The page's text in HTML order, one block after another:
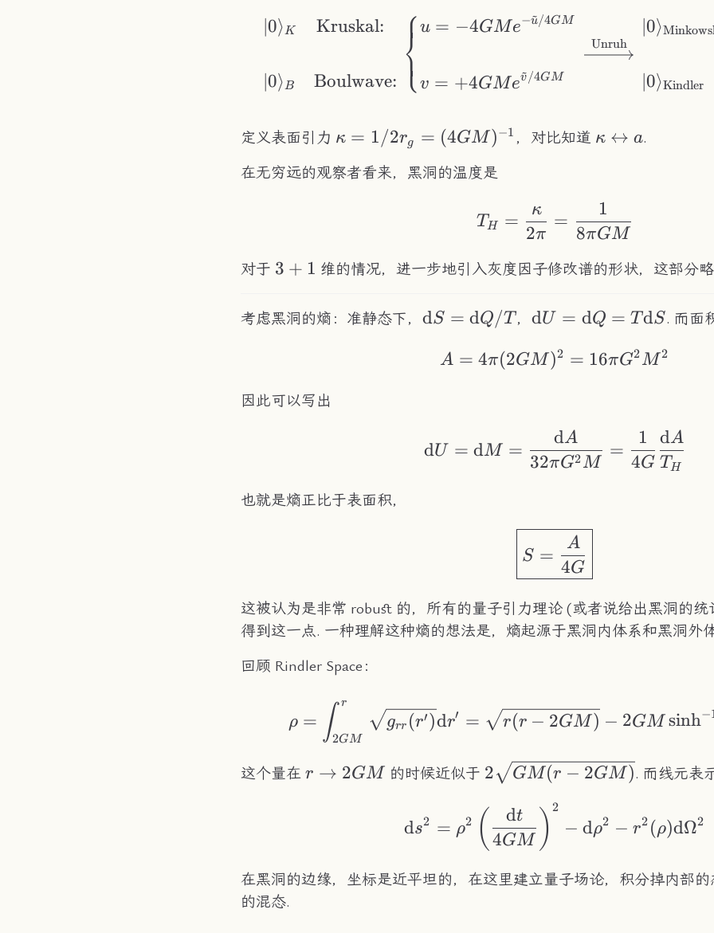
\begin{aligned}
∣0⟩K Kruskal:
∣0⟩B Boulwave: ⎩
⎨⎧u = −4GMe−u
~/4GM
v = +4GMev
~/4GM
Unruh
∣0⟩
∣0⟩Kindler
定义表面引力 \kappa =
(4GM)^{-1}
κ = 1/2rg = (4GM )−1 ，对比知道 κ ↔ a.
在无穷远的观察者看来，黑洞的温度是
T_H =
TH =
2π
κ
=
8πGM
1
对于 3+1
3 + 1 维的情况，进一步地引入灰度因子修改谱的形状，这部分
考虑黑洞的熵：准静态下， \mathrm{d}S=\mathrm{d}Q/T
dS = dQ/T ，dU = dQ = T dS. 而面
A = 4\pi(2GM)^2
A = 4π(2GM )2 = 16πG2M 2
因此可以写出
\mathrm{d}U =
dU = dM =
32πG2M
dA
=
4G
1
TH
dA
也就是熵正比于表面积，
\boxed{S =
S =
4G
A
这被认为是非常 robust 的，所有的量子引力理论 (或者说给出黑洞的
得到这一点. 一种理解这种熵的想法是，熵起源于黑洞内体系和黑洞外
回顾 Rindler Space：
\rho =
ρ = ∫2GM
r
grr (r′)dr′ = r(r − 2GM) − 2GM sinh−
这个量在 r\to
r → 2GM 的时候近似于 2\sqrt{GM(r-
2 GM(r − 2GM). 而线元表
\mathrm{d}s^2 =
ds2 = ρ2 ( 4GM
dt )
2
− dρ2 − r2 (ρ)dΩ2
在黑洞的边缘，坐标是近平坦的，在这里建立量子场论，积分掉内部
的混态.